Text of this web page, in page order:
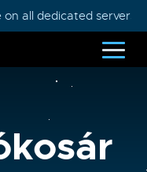
on all dedicated servers